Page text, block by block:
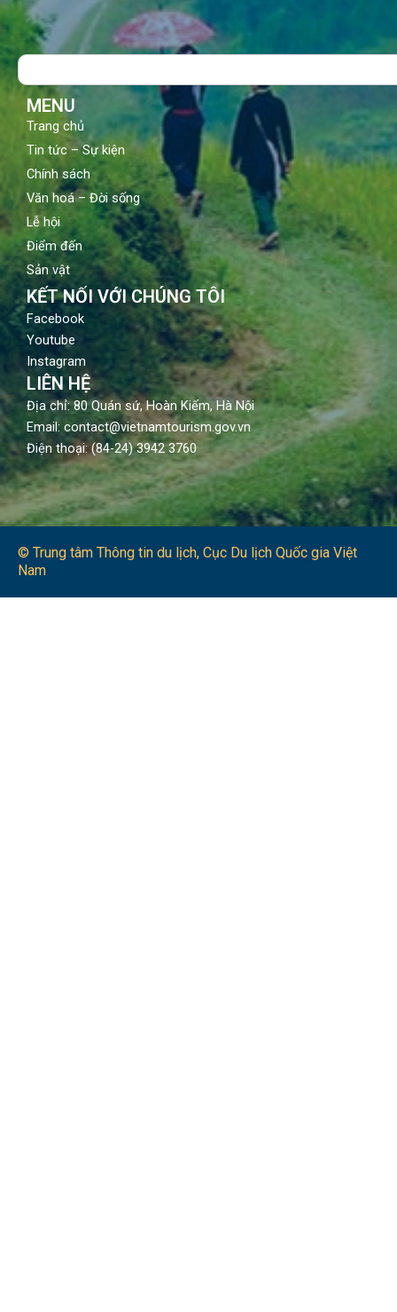
e
b
o
t
u
b
s
a
g
Search
MENU
Trang chủ
Tin tức – Sự kiện
Chính sách
Văn hoá – Đời sống
Lễ hội
Điểm đến
Sản vật
KẾT NỐI VỚI CHÚNG TÔI
Facebook
Youtube
Instagram
LIÊN HỆ
Địa chỉ: 80 Quán sứ, Hoàn Kiếm, Hà Nội
Email: contact@vietnamtourism.gov.vn
Điện thoại: (84-24) 3942 3760
© Trung tâm Thông tin du lịch​, Cục Du lịch Quốc gia Việt
Nam